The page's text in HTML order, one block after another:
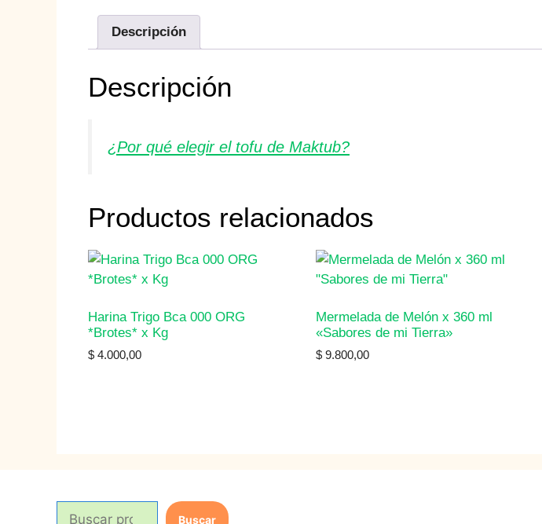
Descripción
Descripción
¿Por qué elegir el tofu de Maktub?
Productos relacionados
Harina Trigo Bca 000 ORG
*Brotes* x Kg
$ 4.000,00
Mermelada de Melón x 360 ml
«Sabores de mi Tierra»
$9.800,00
Buscar